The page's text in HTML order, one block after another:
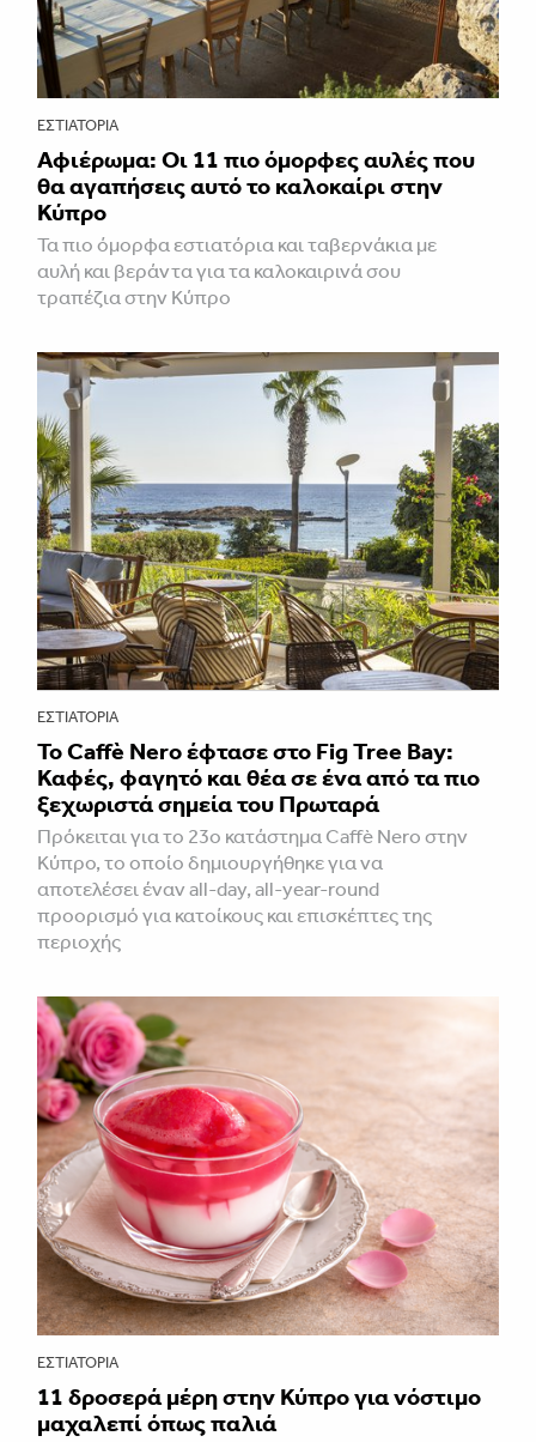
ΕΣΤΙΑΤΌΡΙΑ
Αφιέρωμα: Οι 11 πιο όμορφες αυλές που
θα αγαπήσεις αυτό το καλοκαίρι στην
Κύπρο
Τα πιο όμορφα εστιατόρια και ταβερνάκια με
αυλή και βεράντα για τα καλοκαιρινά σου
τραπέζια στην Κύπρο
ΕΣΤΙΑΤΌΡΙΑ
Το Caffè Nero έφτασε στο Fig Tree Bay:
Καφές, φαγητό και θέα σε ένα από τα πιο
ξεχωριστά σημεία του Πρωταρά
Πρόκειται για το 23ο κατάστημα Caffè Nero στην
Κύπρο, το οποίο δημιουργήθηκε για να
αποτελέσει έναν all-day, all-year-round
προορισμό για κατοίκους και επισκέπτες της
περιοχής
ΕΣΤΙΑΤΌΡΙΑ
11 δροσερά μέρη στην Κύπρο για νόστιμο
μαχαλεπί όπως παλιά